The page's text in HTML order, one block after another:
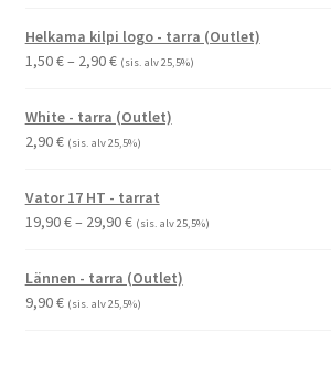
Helkama kilpi logo - tarra (Outlet)
1,50€– 2,90€Hintaluokka:
-
2,90 €
(sis. alv 25,5%)
White - tarra (Outlet)
2,90€ (sis. alv 25,5%)
Vator 17 HT - tarrat
19,90€– 29,90€Hintaluokka:
-
29,90 €
(sis. alv 25,5%)
Lännen - tarra (Outlet)
9,90€ (sis. alv 25,5%)